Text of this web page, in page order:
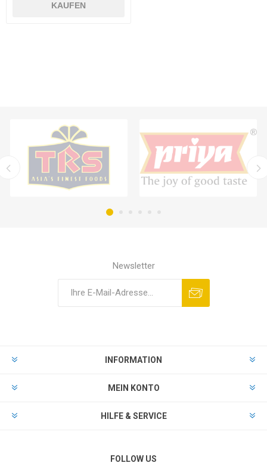
KAUFEN
Newsletter
INFORMATION
MEIN KONTO
HILFE & SERVICE
FOLLOW US